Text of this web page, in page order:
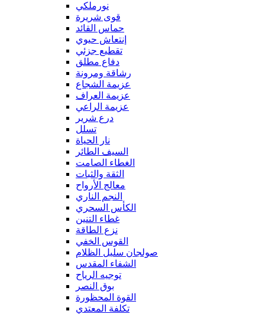
نورملكي
قوى شريرة
حماس القائد
إنتعاش حيوي
تقطيع جزئي
دفاع مطلق
رشاقة ومرونة
عزيمة الشجاع
عزيمة العراف
عزيمة الراعي
درع شرير
تسلل
نار الحياة
السيف الطائر
الغطاء الصامت
الثقة والثبات
معالج الأرواح
النجم الناري
الكأس السحري
غطاء التنين
نزع الطاقة
القوس الخفي
صولجان سليل الظلام
الشفاء المقدس
توجيه الرياح
بوق النصر
القوة المحظورة
تكلفة المعتدي